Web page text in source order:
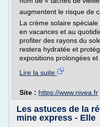
augmentent le risque de
La crème solaire
en vacances et au
profiter des rayons du
restera hydratée et
expositions prolongées et
Lire la suite
Site : https://www.nivea.fr
Les astuces de la
mine express - Elle